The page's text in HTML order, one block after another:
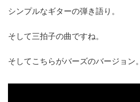
シンプルなギターの弾き語り。
そして三拍子の曲ですね。
そしてこちらがバーズのバージョン。